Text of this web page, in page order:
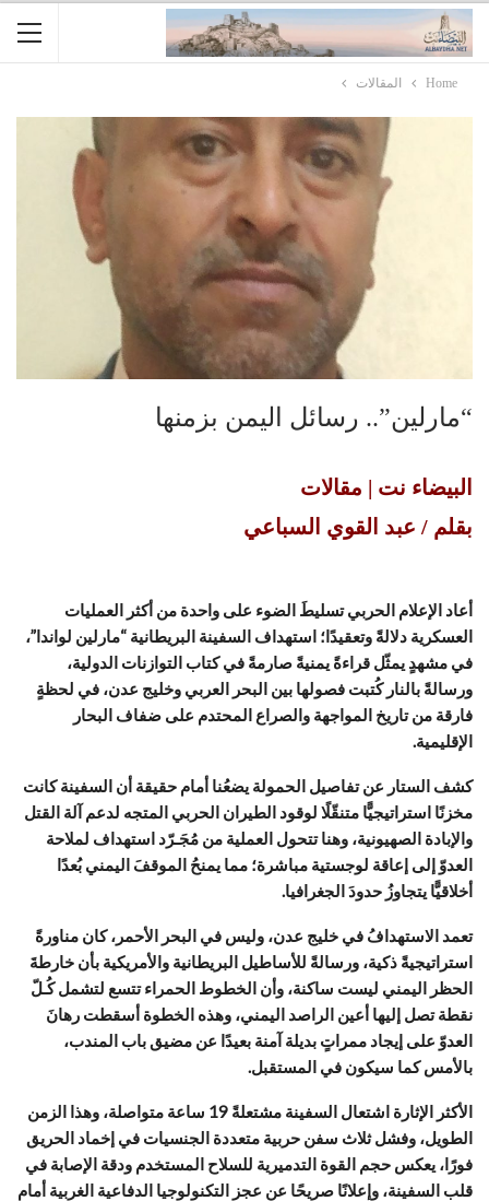
Home المقالات
“مارلين”.. رسائل اليمن بزمنها
البيضاء نت | مقالات
بقلم / عبد القوي السباعي
أعاد الإعلام الحربي تسليطَ الضوء على واحدة من أكثر العمليات
العسكرية دلالةً وتعقيدًا؛ استهداف السفينة البريطانية “مارلين لواندا”،
في مشهدٍ يمثّل قراءةً يمنيةً صارمةً في كتاب التوازنات الدولية،
ورسالةً بالنار كُتبت فصولها بين البحر العربي وخليج عدن، في لحظةٍ
فارقة من تاريخ المواجهة والصراع المحتدم على ضفاف البحار
الإقليمية.
كشف الستار عن تفاصيل الحمولة يضعُنا أمام حقيقة أن السفينة كانت
مخزنًا استراتيجيًّا متنقّلًا لوقود الطيران الحربي المتجه لدعم آلة القتل
والإبادة الصهيونية، وهنا تتحول العملية من مُجَـرّد استهداف لملاحة
العدوّ إلى إعاقة لوجستية مباشرة؛ مما يمنحُ الموقفَ اليمني بُعدًا
أخلاقيًّا يتجاوزُ حدودَ الجغرافيا.
تعمد الاستهدافُ في خليج عدن، وليس في البحر الأحمر، كان مناورةً
استراتيجيةً ذكية، ورسالةً للأساطيل البريطانية والأمريكية بأن خارطةَ
الحظر اليمني ليست ساكنة، وأن الخطوط الحمراء تتسع لتشمل كُـلّ
نقطة تصل إليها أعين الراصد اليمني، وهذه الخطوة أسقطت رهانَ
العدوّ على إيجاد ممراتٍ بديلة آمنة بعيدًا عن مضيق باب المندب،
بالأمس كما سيكون في المستقبل.
الأكثر الإثارة اشتعال السفينة مشتعلةً 19 ساعة متواصلة، وهذا الزمن
الطويل، وفشل ثلاث سفن حربية متعددة الجنسيات في إخماد الحريق
فورًا، يعكس حجم القوة التدميرية للسلاح المستخدم ودقة الإصابة في
قلب السفينة، وإعلانًا صريحًا عن عجز التكنولوجيا الدفاعية الغربية أمام